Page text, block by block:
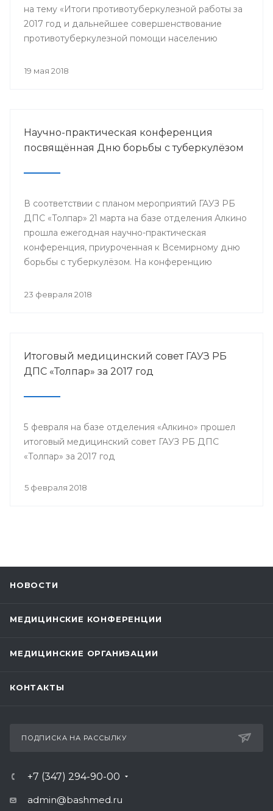
на тему «Итоги противотуберкулезной работы за
2017 год и дальнейшее совершенствование
противотуберкулезной помощи населению
19 мая 2018
Научно-практическая конференция
посвящённая Дню борьбы с туберкулёзом
В соответствии с планом мероприятий ГАУЗ РБ
ДПС «Толпар» 21 марта на базе отделения Алкино
прошла ежегодная научно-практическая
конференция, приуроченная к Всемирному дню
борьбы с туберкулёзом. На конференцию
санатория, а так же почётные гости.
23 февраля 2018
Итоговый медицинский совет ГАУЗ РБ
ДПС «Толпар» за 2017 год
5 февраля на базе отделения «Алкино» прошел
итоговый медицинский совет ГАУЗ РБ ДПС
«Толпар» за 2017 год
5 февраля 2018
НОВОСТИ
МЕДИЦИНСКИЕ КОНФЕРЕНЦИИ
МЕДИЦИНСКИЕ ОРГАНИЗАЦИИ
КОНТАКТЫ
ПОДПИСКА НА РАССЫЛКУ
+7 (347) 294-90-00
admin@bashmed.ru